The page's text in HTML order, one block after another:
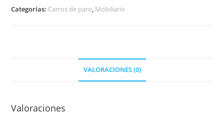
Categorías: Carros de paro, Mobiliario
VALORACIONES (0)
Valoraciones